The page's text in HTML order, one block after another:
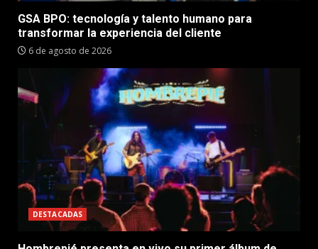
GSA BPO: tecnología y talento humano para
transformar la experiencia del cliente
6 de agosto de 2026
DESTACADAS